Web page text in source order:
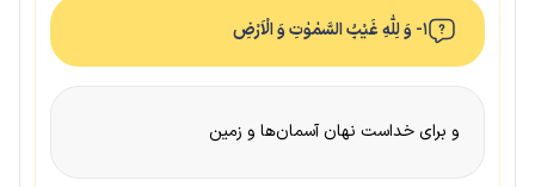
۱- وَ لِلّٰهِ غَیْبُ السَّمٰوٰتِ وَ الْاَرْضِ
و برای خداست نهان آسمان‌ها و زمین